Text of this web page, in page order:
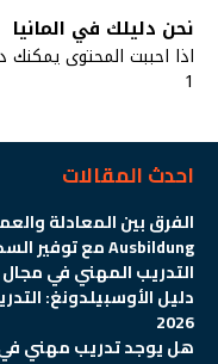
نحن دليلك في المانيا
اذا احببت المحتوى
1
احدث المقالات
الفرق بين المعادلة
Ausbildung مع توفير السكن في ألمانيا
التدريب المهني في
دليل الأوسبيلدونغ:
2026
هل يوجد تدريب مهني في